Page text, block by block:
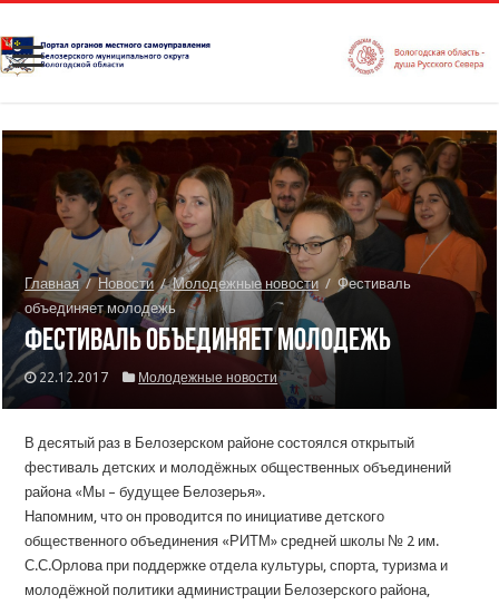
Главная / Новости / Молодежные новости / Фестиваль
объединяет молодежь
Фестиваль объединяет молодежь
22.12.2017 Молодежные новости
В десятый раз в Белозерском районе состоялся открытый
фестиваль детских и молодёжных общественных объединений
района «Мы – будущее Белозерья».
Напомним, что он проводится по инициативе детского
общественного объединения «РИТМ» средней школы № 2 им.
С.С.Орлова при поддержке отдела культуры, спорта, туризма и
молодёжной политики администрации Белозерского района,